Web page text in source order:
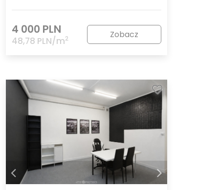
4 000 PLN
48,78 PLN/m2 Zobacz